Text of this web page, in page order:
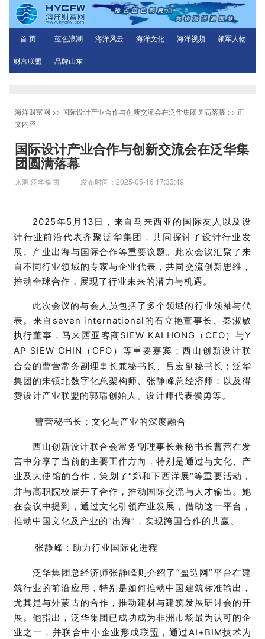
首 页 蓝色浪潮 海洋风云 海洋文化 海洋视频 领军人物
财富联盟 品牌山东
海洋财富网 >> 国际设计产业合作与创新交流会在泛华集团圆满落幕 >> 正
文内容
国际设计产业合作与创新交流会在泛华集
团圆满落幕
来源:泛华集团 发布时间：2025-05-16 17:33:49
2025年5 月 13 日，来自马来西亚的国际友人以及设
计行业前沿代表齐聚泛华集团，共同探讨了设计行业发
展、产业出海与国际合作等重要议题。此次会议汇聚了来
自不同行业领域的专家与企业代表，共同交流创新思维，
推动全球合作，展现了行业未来的潜力与机遇。
此次会议的与会人员包括了多个领域的行业领袖与代
表。来自 seven international 的石立艳董事长、秦淑敏
执行董事， 马来西亚客商SIEW KAI HONG （ CEO）与Y
AP SIEW CHIN （ CFO ）等重要嘉宾 ；西山创新设计联
合会的曹营常务副理事长兼秘书长、吕宏副秘书长；泛华
集团的朱镇北数字化总架构师、张静峰总经济师；以及得
赞设计产业联盟的郭瑞创始人、 设计师代表侯勇等。
曹营秘书长：文化与产业的深度融合
西山创新设计联合会常务副理事长兼秘书长曹营在发
言中分享了当前的主要工作方向，特别是通过与文化、产
业及大使馆的合作，策划了“郑和下西洋展”等重要活动，
并与高职院校展开了合作，推动国际交流与人才输出。 她
在会议中提到，通过文化引领产业发展，借助这一平台，
推动中国文化及产业的“出海” ，实现跨国合作的共赢。
张静峰：助力行业国际化进程
泛华集团总经济师张静峰则介绍了 “盈造网”平台在建
筑行业的前沿应用，特别是如何推动中国建筑标准输出，
尤其是与外蒙古的合作，推动建材与建筑发展研讨会的开
展。他指出，泛华集团已成功成为非洲市场最为认可的企
业之一，并联合中小企业形成联盟，通过AI+BIM技术为